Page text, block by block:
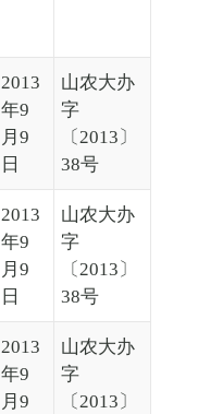
2013
年9
月9
日
山农大办
字
〔2013〕
38号
2013
年9
月9
日
山农大办
字
〔2013〕
38号
2013
年9
月9
山农大办
字
〔2013〕